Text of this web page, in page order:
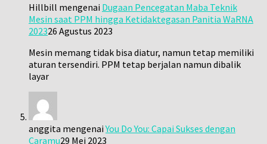
Hillbill mengenai Dugaan Pencegatan Maba Teknik
Mesin saat PPM hingga Ketidaktegasan Panitia WaRNA
202326 Agustus 2023
Mesin memang tidak bisa diatur, namun tetap memiliki
aturan tersendiri. PPM tetap berjalan namun dibalik
layar
anggita mengenaiYou Do You: Capai Sukses dengan
Caramu29 Mei 2023